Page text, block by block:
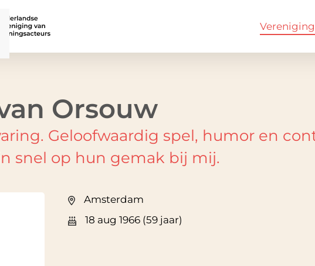
Vereniging
Orsouw
Geloofwaardig spel, humor en
snel op hun gemak bij mij.
Amsterdam
18 aug 1966 (59 jaar)